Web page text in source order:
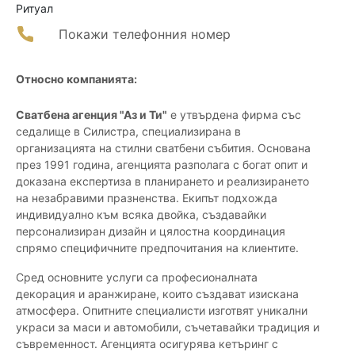
Ритуал
Покажи телефонния номер
Относно компанията:
Сватбена агенция "Аз и Ти" е утвърдена фирма със
седалище в Силистра, специализирана в
организацията на стилни сватбени събития. Основана
през 1991 година, агенцията разполага с богат опит и
доказана експертиза в планирането и реализирането
на незабравими празненства. Екипът подхожда
индивидуално към всяка двойка, създавайки
персонализиран дизайн и цялостна координация
спрямо специфичните предпочитания на клиентите.
Сред основните услуги са професионалната
декорация и аранжиране, които създават изискана
атмосфера. Опитните специалисти изготвят уникални
украси за маси и автомобили, съчетавайки традиция и
съвременност. Агенцията осигурява кетъринг с